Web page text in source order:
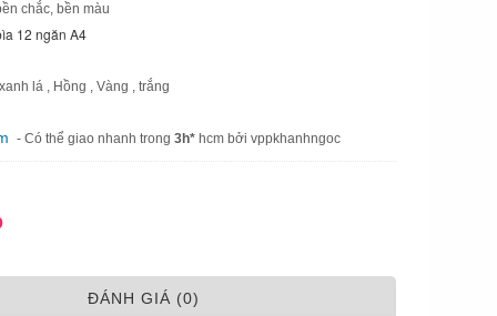
chắc, bền màu
12 ngăn A4
lá , Hồng , Vàng , trắng
- Có thể giao nhanh trong 3h* hcm bởi vppkhanhngoc
ÐÁNH GIÁ (0)